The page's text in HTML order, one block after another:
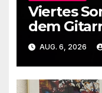
Viertes
dem
Ehrig
AUG. 6, 2026